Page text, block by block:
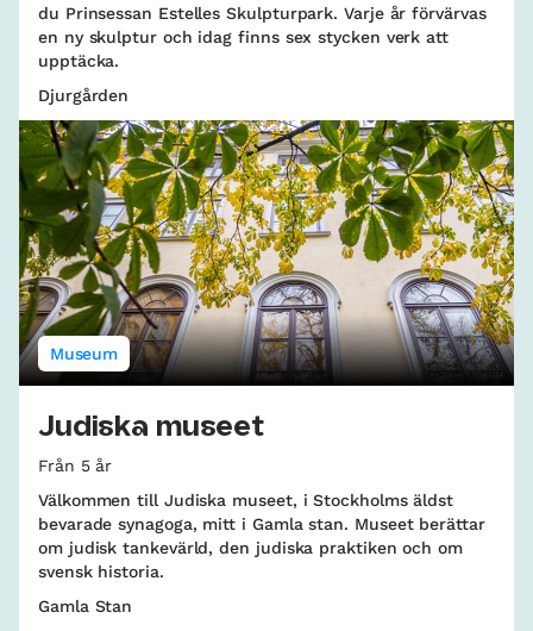
du Prinsessan Estelles Skulpturpark. Varje år förvärvas
en ny skulptur och idag finns sex stycken verk att
upptäcka.
Djurgården
Museum
Judiska museet
Från 5 år
Välkommen till Judiska museet, i Stockholms äldst
bevarade synagoga, mitt i Gamla stan. Museet berättar
om judisk tankevärld, den judiska praktiken och om
svensk historia.
Gamla Stan